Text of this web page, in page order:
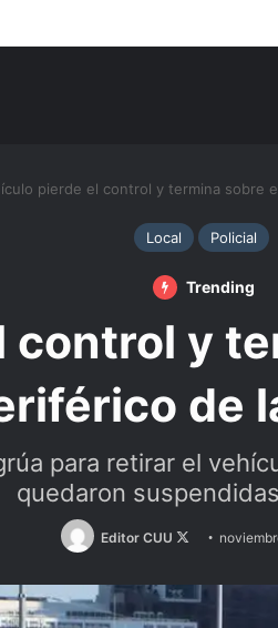
pierde el control y termina sobre
Local Policial
Trending
y
de
para retirar el
quedaron
Editor CUU
Follow
X